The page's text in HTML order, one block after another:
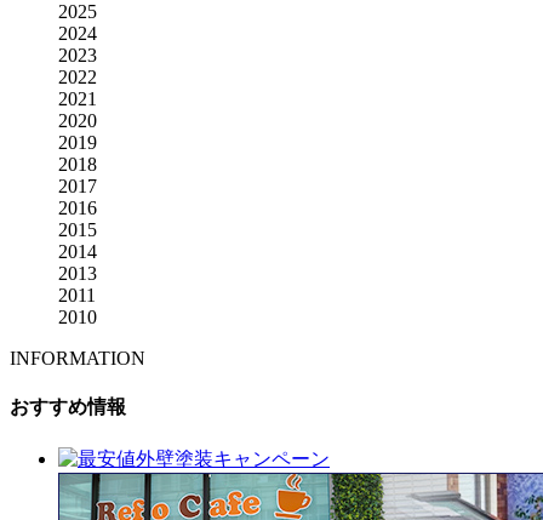
2025
2024
2023
2022
2021
2020
2019
2018
2017
2016
2015
2014
2013
2011
2010
INFORMATION
おすすめ情報